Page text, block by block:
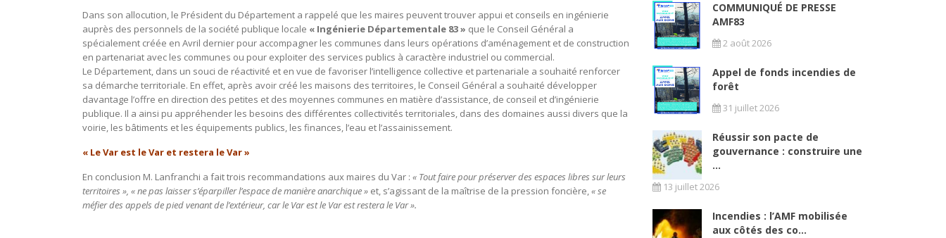
Dans son allocution, le Président du Département a rappelé que les maires peuvent trouver appui et conseils en ingénierie
auprès des personnels de la société publique locale « Ingénierie Départementale 83 » que le Conseil Général a
spécialement créée en Avril dernier pour accompagner les communes dans leurs opérations d’aménagement et de construction
en partenariat avec les communes ou pour exploiter des services publics à caractère industriel ou commercial.
Le Département, dans un souci de réactivité et en vue de favoriser l’intelligence collective et partenariale a souhaité renforcer
sa démarche territoriale. En effet, après avoir créé les maisons des territoires, le Conseil Général a souhaité développer
davantage l’offre en direction des petites et des moyennes communes en matière d’assistance, de conseil et d’ingénierie
publique. Il a ainsi pu appréhender les besoins des différentes collectivités territoriales, dans des domaines aussi divers que la
voirie, les bâtiments et les équipements publics, les finances, l’eau et l’assainissement.
« Le Var est le Var et restera le Var »
En conclusion M. Lanfranchi a fait trois recommandations aux maires du Var : « Tout faire pour préserver des espaces libres sur leurs
territoires », « ne pas laisser s’éparpiller l’espace de manière anarchique » et, s’agissant de la maîtrise de la pression foncière,« se
méfier des appels de pied venant de l’extérieur, car le Var est le Var est restera le Var ».
COMMUNIQUÉ DE PRESSE
AMF83
2 août 2026
Appel de fonds incendies de
forêt
31 juillet 2026
Réussir son pacte de
gouvernance : construire une
...
13 juillet 2026
Incendies : l’AMF mobilisée
aux côtés des co...